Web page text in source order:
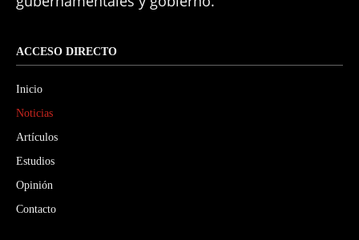
ACCESO DIRECTO
Inicio
Noticias
Artículos
Estudios
Opinión
Contacto